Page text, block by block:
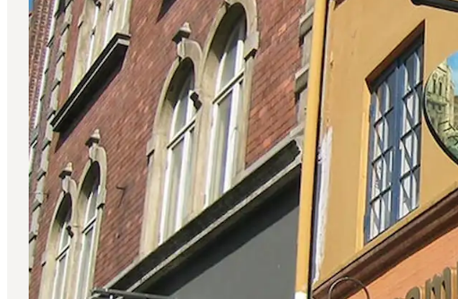
Reisemål
Aktiviteter
Overnatting
Planlegg reisen